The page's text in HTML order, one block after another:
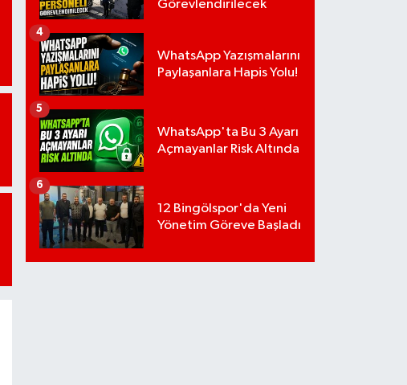
Görevlendirilecek
WhatsApp Yazışmalarını
Paylaşanlara Hapis Yolu!
4
WhatsApp'ta Bu 3 Ayarı
Açmayanlar Risk Altında
5
12 Bingölspor'da Yeni
Yönetim Göreve Başladı
6